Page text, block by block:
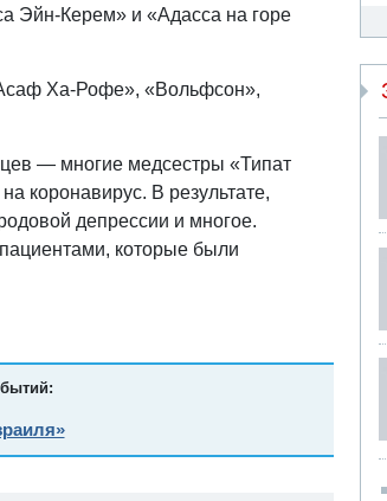
Эйн-Керем» и «Адасса на горе
Ха-Рофе», «Вольфсон»,
— многие медсестры «Типат
коронавирус. В результате,
депрессии и многое.
которые были